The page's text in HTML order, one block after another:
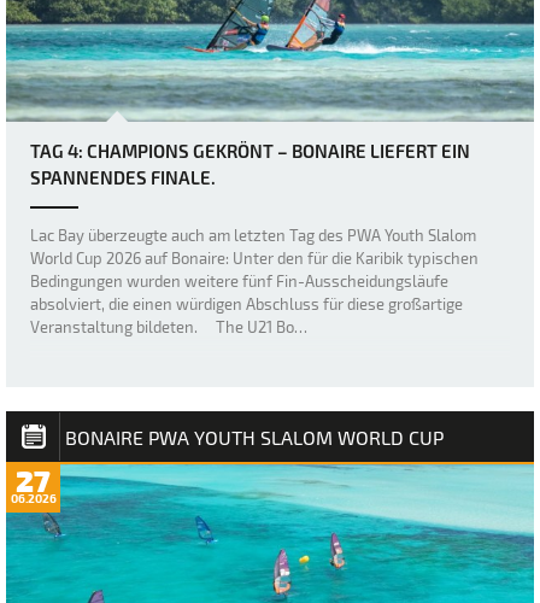
TAG 4: CHAMPIONS GEKRÖNT – BONAIRE LIEFERT EIN
SPANNENDES FINALE.
Lac Bay überzeugte auch am letzten Tag des PWA Youth Slalom
World Cup 2026 auf Bonaire: Unter den für die Karibik typischen
Bedingungen wurden weitere fünf Fin-Ausscheidungsläufe
absolviert, die einen würdigen Abschluss für diese großartige
Veranstaltung bildeten. The U21 Bo…
BONAIRE PWA YOUTH SLALOM WORLD CUP
27
06.2026